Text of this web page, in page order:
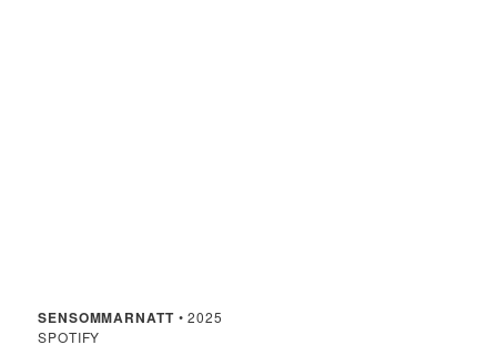
SENSOMMARNATT• 2025
SPOTIFY